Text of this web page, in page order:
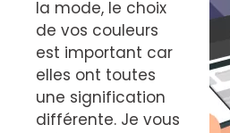
la mode, le choix
de vos couleurs
est important car
elles ont toutes
une signification
différente. Je vous